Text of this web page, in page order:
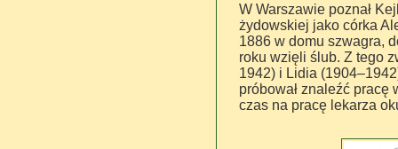
W Warszawie poznał
żydowskiej jako córka
1886 w domu szwagra,
roku wzięli ślub. Z tego
1942) i Lidia
próbował znaleźć pracę
czas na pracę lekarza